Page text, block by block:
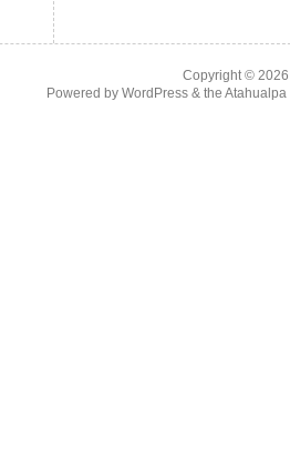
Copyright ©
Powered by WordPress& the Atahualpa